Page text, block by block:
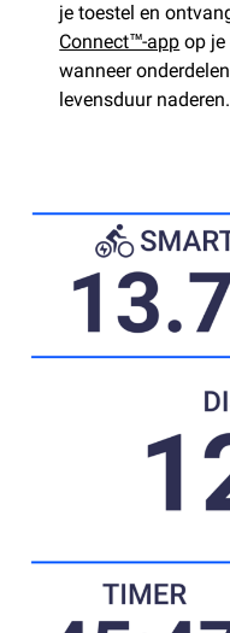
je toestel en
Connect™-app op je
wanneer
levensduur naderen.